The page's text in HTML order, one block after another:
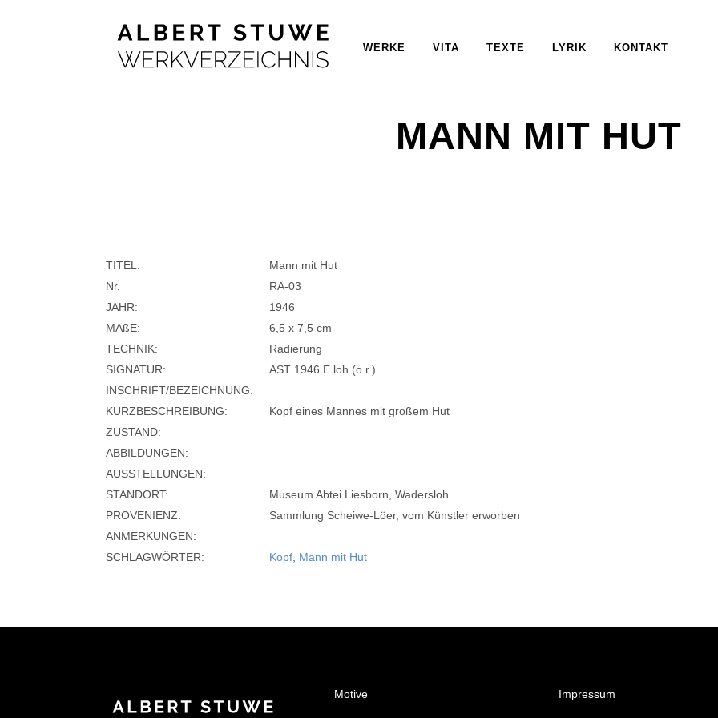
WERKE VITA TEXTE LYRIK KONTAKT
MANN MIT HUT
TITEL:
Mann mit Hut
Nr.
RA-03
JAHR:
1946
MAßE:
6,5 x 7,5 cm
TECHNIK:
Radierung
SIGNATUR:
AST 1946 E.loh (o.r.)
INSCHRIFT/BEZEICHNUNG:
KURZBESCHREIBUNG:
Kopf eines Mannes mit großem Hut
ZUSTAND:
ABBILDUNGEN:
AUSSTELLUNGEN:
STANDORT:
Museum Abtei Liesborn, Wadersloh
PROVENIENZ:
Sammlung Scheiwe-Löer, vom Künstler erworben
ANMERKUNGEN:
SCHLAGWÖRTER:
Kopf Mann mit Hut
Motive Impressum